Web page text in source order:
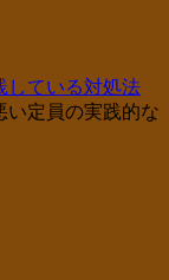
している対処法
い定員の実践的な